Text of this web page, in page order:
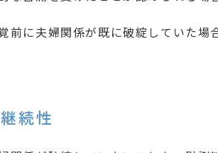
前に夫婦関係が既に破綻していた
続性